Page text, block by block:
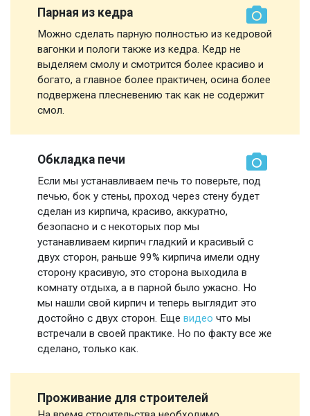
Парная из кедра
Можно сделать парную полностью из кедровой
вагонки и пологи также из кедра. Кедр не
выделяем смолу и смотрится более красиво и
богато, а главное более практичен, осина более
подвержена плесневению так как не содержит
смол.
Обкладка печи
Если мы устанавливаем печь то поверьте, под
печью, бок у стены, проход через стену будет
сделан из кирпича, красиво, аккуратно,
безопасно и с некоторых пор мы
устанавливаем кирпич гладкий и красивый с
двух сторон, раньше 99% кирпича имели одну
сторону красивую, это сторона выходила в
комнату отдыха, а в парной было ужасно. Но
мы нашли свой кирпич и теперь выглядит это
достойно с двух сторон. Еще видео что мы
встречали в своей практике. Но по факту все же
сделано, только как.
Проживание для строителей